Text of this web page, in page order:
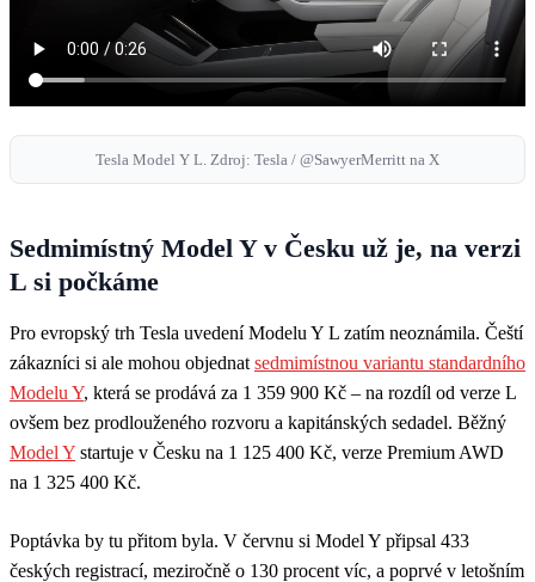
Tesla Model Y L. Zdroj: Tesla / @SawyerMerritt na X
Sedmimístný Model Y v Česku už je, na verzi
L si počkáme
Pro evropský trh Tesla uvedení Modelu Y L zatím neoznámila. Čeští
zákazníci si ale mohou objednat sedmimístnou variantu standardního
Modelu Y, která se prodává za 1 359 900 Kč – na rozdíl od verze L
ovšem bez prodlouženého rozvoru a kapitánských sedadel. Běžný
Model Y startuje v Česku na 1 125 400 Kč, verze Premium AWD
na 1 325 400 Kč.
Poptávka by tu přitom byla. V červnu si Model Y připsal 433
českých registrací, meziročně o 130 procent víc, a poprvé v letošním